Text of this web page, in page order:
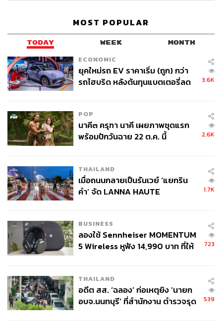
MOST POPULAR
TODAY WEEK MONTH
ECONOMIC
ยุคใหม่รถ EV ราคาเริ่ม (ถูก) กว่า
รถไฮบริด หลังต้นทุนแบตเตอรี่ลด
3.6K
POP
นาคี๓ ครุฑา นาคี เผยภาพชุดแรก
พร้อมปักวันฉาย 22 ต.ค. นี้
2.6K
THAILAND
เมื่อถนนกลายเป็นรันเวย์ ‘แยกริน
คำ’ จัด LANNA HAUTE
1.7K
BUSINESS
ลองใช้ Sennheiser MOMENTUM
5 Wireless หูฟัง 14,990 บาท ที่ให้
723
THAILAND
อดีต สส. ‘ฉลอง’ ก่อเหตุยิง ‘นายก
อบจ.นนทบุรี’ ที่สำนักงาน ตำรวจรุด
539